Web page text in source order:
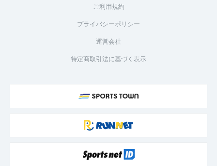
ご利用規約
プライバシーポリシー
運営会社
特定商取引法に基づく表示